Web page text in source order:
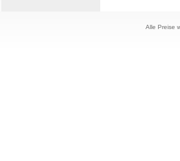
Alle Preise